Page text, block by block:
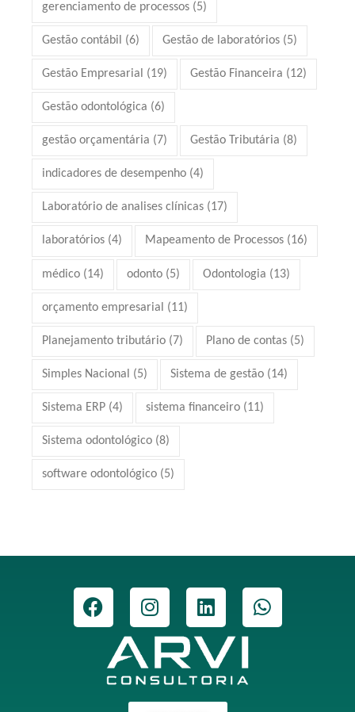
gerenciamento de processos (5)
Gestão contábil (6) Gestão de laboratórios (5)
Gestão Empresarial (19) Gestão Financeira (12)
Gestão odontológica (6)
gestão orçamentária (7) Gestão Tributária (8)
indicadores de desempenho (4)
Laboratório de analises clínicas (17)
laboratórios (4) Mapeamento de Processos (16)
médico (14) odonto (5) Odontologia (13)
orçamento empresarial (11)
Planejamento tributário (7) Plano de contas (5)
Simples Nacional (5) Sistema de gestão (14)
Sistema ERP (4) sistema financeiro (11)
Sistema odontológico (8)
software odontológico (5)